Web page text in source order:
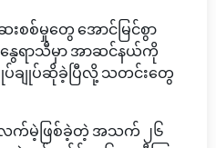
စ်မှုတွေ အောင်မြင်စွာ
နွေရာသီမှာ အာဆင်နယ်ကို
ပ်ချုပ်ဆိုခဲ့ပြီလို့ သတင်းတွေ
လက်မဲ့ဖြစ်ခဲ့တဲ့ အသက် ၂၆